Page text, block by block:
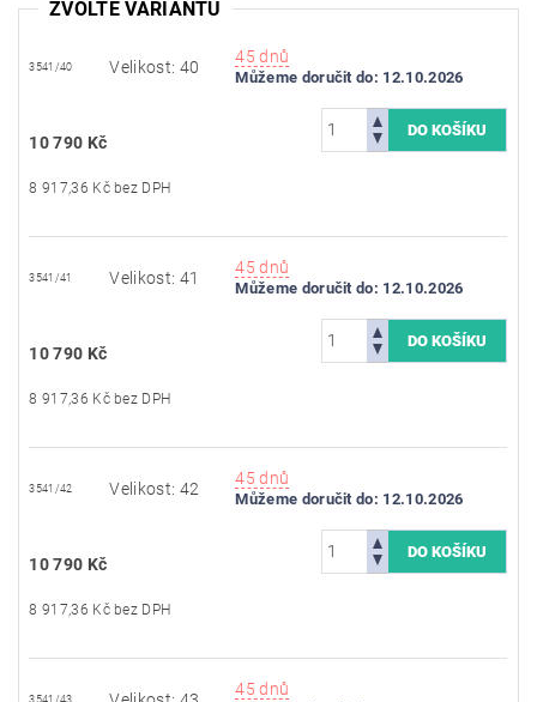
ZVOLTE VARIANTU
3541/40 Velikost: 40
45 dnů
Můžeme doručit do: 12.10.2026
10 790 Kč
8 917,36 Kč bez DPH
3541/41 Velikost: 41
45 dnů
Můžeme doručit do: 12.10.2026
10 790 Kč
8 917,36 Kč bez DPH
3541/42 Velikost: 42
45 dnů
Můžeme doručit do: 12.10.2026
10 790 Kč
8 917,36 Kč bez DPH
3541/43
45 dnů